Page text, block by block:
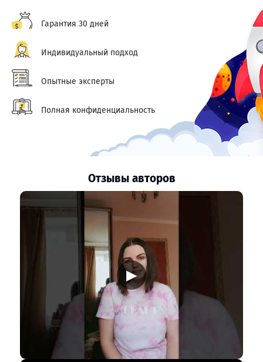
Гарантия 30 дней
Индивидуальный подход
Опытные эксперты
Полная конфиденциальность
Отзывы авторов
▶